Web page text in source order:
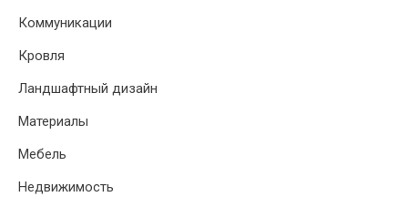
Коммуникации
Кровля
Ландшафтный дизайн
Материалы
Мебель
Недвижимость